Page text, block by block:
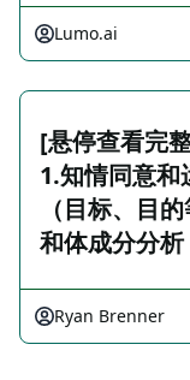
Lumo.ai
[悬停查看完
1.知情同意和
（目标、目
和体成分分
Ryan Brenner